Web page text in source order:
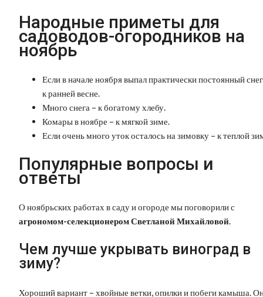
Народные приметы для
садоводов-огородников на
ноябрь
Если в начале ноября выпал практически постоянный
к ранней весне.
Много снега – к богатому хлебу.
Комары в ноябре – к мягкой зиме.
Если очень много уток осталось на зимовку – к теплой
Популярные вопросы и
ответы
О ноябрьских работах в саду и огороде мы поговорили с
агрономом-селекционером Светланой Михайловой.
Чем лучше укрывать виноград в
зиму?
Хороший вариант – хвойные ветки, опилки и побеги камыша.